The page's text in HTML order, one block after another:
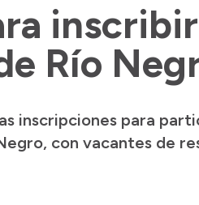
Río
inscripciones para
con vacantes de